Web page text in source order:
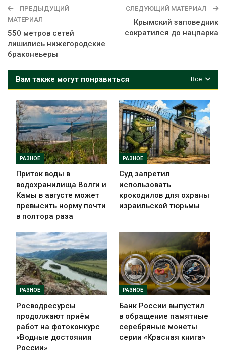
ПРЕДЫДУЩИЙ
МАТЕРИАЛ
550 метров сетей
лишились нижегородские
браконеьеры
СЛЕДУЮЩИЙ МАТЕРИАЛ
Крымский заповедник
сократился до нацпарка
Все
Вам также могут понравиться
РАЗНОЕ
Приток воды в
водохранилища Волги и
Камы в августе может
превысить норму почти
в полтора раза
РАЗНОЕ
Суд запретил
использовать
крокодилов для охраны
израильской тюрьмы
РАЗНОЕ
Росводресурсы
продолжают приём
работ на фотоконкурс
«Водные достояния
России»
РАЗНОЕ
Банк России выпустил
в обращение памятные
серебряные монеты
серии «Красная книга»